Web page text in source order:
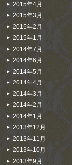
2015年4月
2015年3月
2015年2月
2015年1月
2014年7月
2014年6月
2014年5月
2014年4月
2014年3月
2014年2月
2014年1月
2013年12月
2013年11月
2013年10月
2013年9月